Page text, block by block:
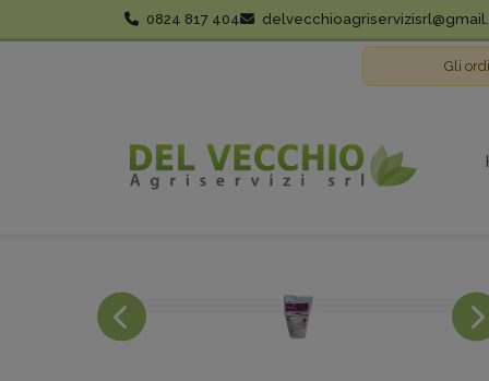
0824 817 404
Gli